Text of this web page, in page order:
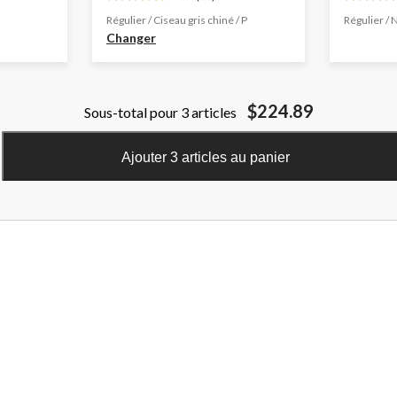
étoile(s)
sur
Régulier / Ciseau gris chiné / P
Changer
étoile(s)
Régulier /
Sous-total pour 3 articles $224.89
Ajouter 3 articles au panier